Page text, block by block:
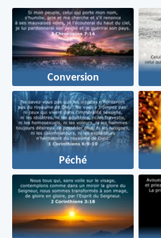
Conversion
Péché